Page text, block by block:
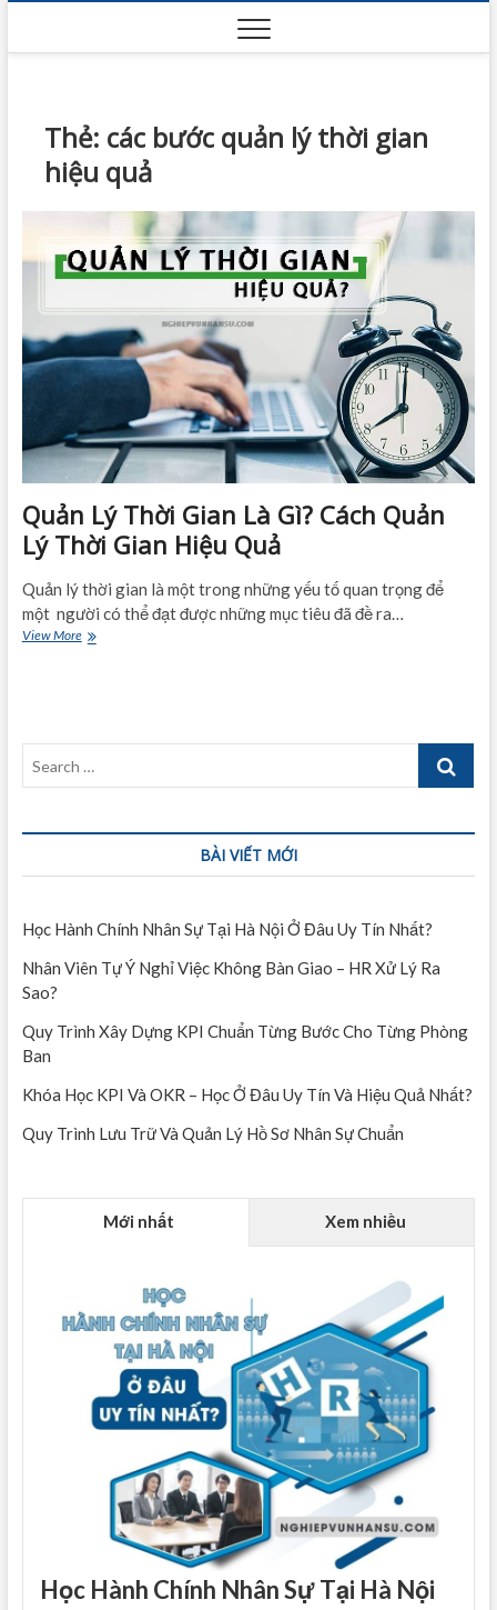
content
Thẻ: các bước quản lý thời gian
hiệu quả
Quản Lý Thời Gian Là Gì? Cách Quản
Lý Thời Gian Hiệu Quả
Quản lý thời gian là một trong những yếu tố quan trọng để
một người có thể đạt được những mục tiêu đã đề ra…
View MoreQuản
Quản
Gian
Quả
Search
BÀI VIẾT MỚI
Học Hành Chính Nhân Sự Tại Hà Nội Ở Đâu Uy Tín Nhất?
Nhân Viên Tự Ý Nghỉ Việc Không Bàn Giao – HR Xử Lý Ra
Sao?
Quy Trình Xây Dựng KPI Chuẩn Từng Bước Cho Từng Phòng
Ban
Khóa Học KPI Và OKR – Học Ở Đâu Uy Tín Và Hiệu Quả Nhất?
Quy Trình Lưu Trữ Và Quản Lý Hồ Sơ Nhân Sự Chuẩn
Mới nhất Xem nhiều
Học Hành Chính Nhân Sự Tại Hà Nội